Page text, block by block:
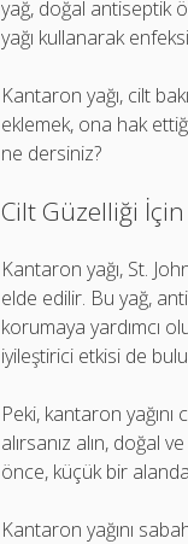
yağ, doğal antiseptik
yağı kullanarak
Kantaron yağı, cilt
eklemek, ona hak
ne dersiniz?
Cilt Güzelliği
Kantaron yağı, St.
elde edilir. Bu yağ,
korumaya yardımcı
iyileştirici etkisi de
Peki, kantaron yağını
alırsanız alın, doğal
önce, küçük bir
Kantaron yağını